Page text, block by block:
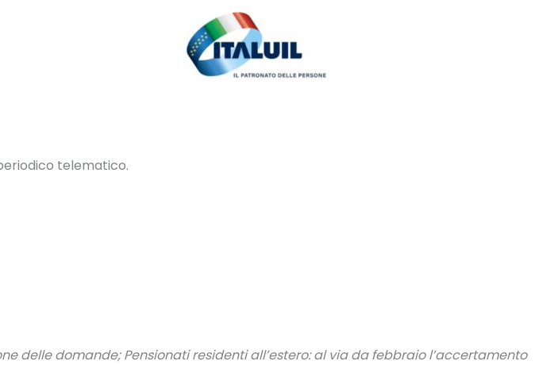
telematico.
delle domande; Pensionati residenti all’estero: al via da febbraio l’accertamento